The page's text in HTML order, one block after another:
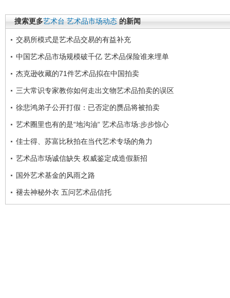
搜索更多艺术台 艺术品市场动态 的新闻
交易所模式是艺术品交易的有益补充
中国艺术品市场规模破千亿 艺术品保险谁来埋单
杰克逊收藏的71件艺术品拟在中国拍卖
三大常识专家教你如何走出文物艺术品拍卖的误区
徐悲鸿弟子公开打假：已否定的赝品将被拍卖
艺术圈里也有的是“地沟油“ 艺术品市场:步步惊心
佳士得、苏富比秋拍在当代艺术专场的角力
艺术品市场诚信缺失 权威鉴定成造假新招
国外艺术基金的风雨之路
褪去神秘外衣 五问艺术品信托